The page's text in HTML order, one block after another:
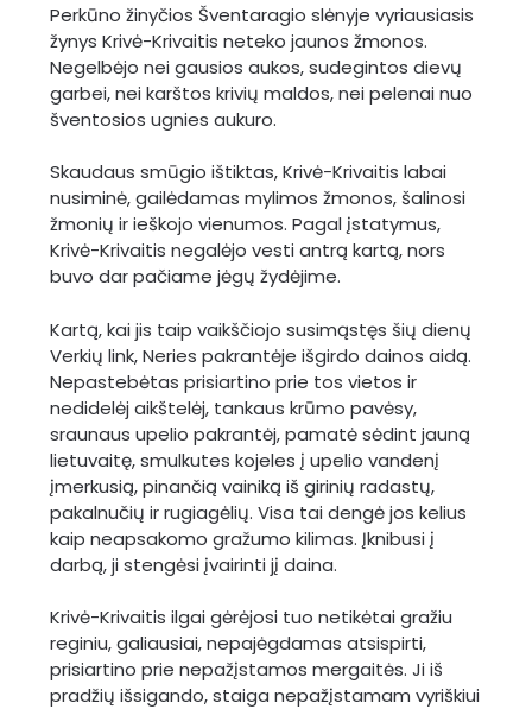
Perkūno žinyčios Šventaragio slėnyje vyriausiasis
žynys Krivė-Krivaitis neteko jaunos žmonos.
Negelbėjo nei gausios aukos, sudegintos dievų
garbei, nei karštos krivių maldos, nei pelenai nuo
šventosios ugnies aukuro.
Skaudaus smūgio ištiktas, Krivė-Krivaitis labai
nusiminė, gailėdamas mylimos žmonos, šalinosi
žmonių ir ieškojo vienumos. Pagal įstatymus,
Krivė-Krivaitis negalėjo vesti antrą kartą, nors
buvo dar pačiame jėgų žydėjime.
Kartą, kai jis taip vaikščiojo susimąstęs šių dienų
Verkių link, Neries pakrantėje išgirdo dainos aidą.
Nepastebėtas prisiartino prie tos vietos ir
nedidelėj aikštelėj, tankaus krūmo pavėsy,
sraunaus upelio pakrantėj, pamatė sėdint jauną
lietuvaitę, smulkutes kojeles į upelio vandenį
įmerkusią, pinančią vainiką iš girinių radastų,
pakalnučių ir rugiagėlių. Visa tai dengė jos kelius
kaip neapsakomo gražumo kilimas. Įknibusi į
darbą, ji stengėsi įvairinti jį daina.
Krivė-Krivaitis ilgai gėrėjosi tuo netikėtai gražiu
reginiu, galiausiai, nepajėgdamas atsispirti,
prisiartino prie nepažįstamos mergaitės. Ji iš
pradžių išsigando, staiga nepažįstamam vyriškiui